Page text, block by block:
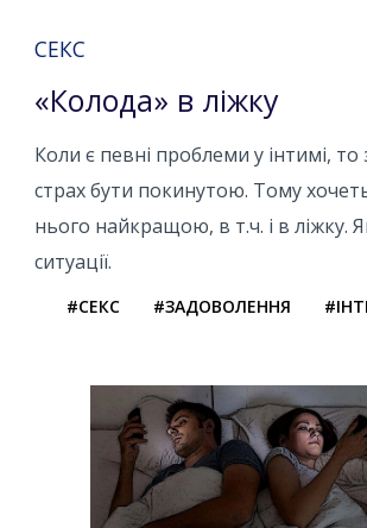
СЕКС
«Колода» в ліжку
Коли є певні проблеми у інтимі, то
страх бути покинутою. Тому
нього найкращою, в т.ч. і в ліжку.
ситуації.
#СЕКС #ЗАДОВОЛЕННЯ